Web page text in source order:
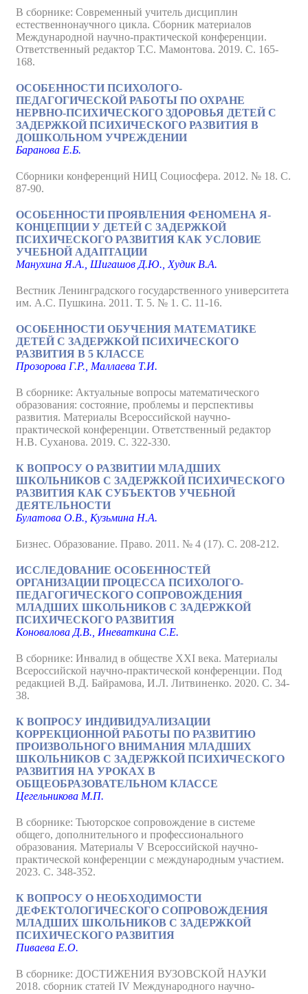
В сборнике: Современный учитель дисциплин
естественнонаучного цикла. Сборник материалов
Международной научно-практической конференции.
Ответственный редактор Т.С. Мамонтова. 2019. С. 165-
168.
ОСОБЕННОСТИ ПСИХОЛОГО-
ПЕДАГОГИЧЕСКОЙ РАБОТЫ ПО ОХРАНЕ
НЕРВНО-ПСИХИЧЕСКОГО ЗДОРОВЬЯ ДЕТЕЙ С
ЗАДЕРЖКОЙ ПСИХИЧЕСКОГО РАЗВИТИЯ В
ДОШКОЛЬНОМ УЧРЕЖДЕНИИ
Баранова Е.Б.
Сборники конференций НИЦ Социосфера. 2012. № 18. С.
87-90.
ОСОБЕННОСТИ ПРОЯВЛЕНИЯ ФЕНОМЕНА Я-
КОНЦЕПЦИИ У ДЕТЕЙ С ЗАДЕРЖКОЙ
ПСИХИЧЕСКОГО РАЗВИТИЯ КАК УСЛОВИЕ
УЧЕБНОЙ АДАПТАЦИИ
Манухина Я.А., Шигашов Д.Ю., Худик В.А.
Вестник Ленинградского государственного университета
им. А.С. Пушкина. 2011. Т. 5. № 1. С. 11-16.
ОСОБЕННОСТИ ОБУЧЕНИЯ МАТЕМАТИКЕ
ДЕТЕЙ С ЗАДЕРЖКОЙ ПСИХИЧЕСКОГО
РАЗВИТИЯ В 5 КЛАССЕ
Прозорова Г.Р., Маллаева Т.И.
В сборнике: Актуальные вопросы математического
образования: состояние, проблемы и перспективы
развития. Материалы Всероссийской научно-
практической конференции. Ответственный редактор
Н.В. Суханова. 2019. С. 322-330.
К ВОПРОСУ О РАЗВИТИИ МЛАДШИХ
ШКОЛЬНИКОВ С ЗАДЕРЖКОЙ ПСИХИЧЕСКОГО
РАЗВИТИЯ КАК СУБЪЕКТОВ УЧЕБНОЙ
ДЕЯТЕЛЬНОСТИ
Булатова О.В., Кузьмина Н.А.
Бизнес. Образование. Право. 2011. № 4 (17). С. 208-212.
ИССЛЕДОВАНИЕ ОСОБЕННОСТЕЙ
ОРГАНИЗАЦИИ ПРОЦЕССА ПСИХОЛОГО-
ПЕДАГОГИЧЕСКОГО СОПРОВОЖДЕНИЯ
МЛАДШИХ ШКОЛЬНИКОВ С ЗАДЕРЖКОЙ
ПСИХИЧЕСКОГО РАЗВИТИЯ
Коновалова Д.В., Иневаткина С.Е.
В сборнике: Инвалид в обществе XXI века. Материалы
Всероссийской научно-практической конференции. Под
редакцией В.Д. Байрамова, И.Л. Литвиненко. 2020. С. 34-
38.
К ВОПРОСУ ИНДИВИДУАЛИЗАЦИИ
КОРРЕКЦИОННОЙ РАБОТЫ ПО РАЗВИТИЮ
ПРОИЗВОЛЬНОГО ВНИМАНИЯ МЛАДШИХ
ШКОЛЬНИКОВ С ЗАДЕРЖКОЙ ПСИХИЧЕСКОГО
РАЗВИТИЯ НА УРОКАХ В
ОБЩЕОБРАЗОВАТЕЛЬНОМ КЛАССЕ
Цегельникова М.П.
В сборнике: Тьюторское сопровождение в системе
общего, дополнительного и профессионального
образования. Материалы V Всероссийской научно-
практической конференции с международным участием.
2023. С. 348-352.
К ВОПРОСУ О НЕОБХОДИМОСТИ
ДЕФЕКТОЛОГИЧЕСКОГО СОПРОВОЖДЕНИЯ
МЛАДШИХ ШКОЛЬНИКОВ С ЗАДЕРЖКОЙ
ПСИХИЧЕСКОГО РАЗВИТИЯ
Пиваева Е.О.
В сборнике: ДОСТИЖЕНИЯ ВУЗОВСКОЙ НАУКИ
2018. сборник статей IV Международного научно-